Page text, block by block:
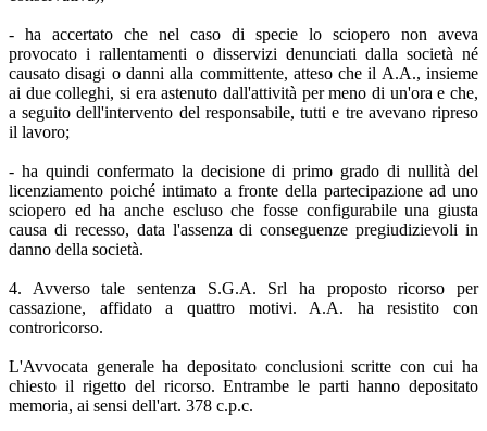
- ha accertato che nel caso di specie lo sciopero non aveva
provocato i rallentamenti o disservizi denunciati dalla società né
causato disagi o danni alla committente, atteso che il A.A., insieme
ai due colleghi, si era astenuto dall'attività per meno di un'ora e che,
a seguito dell'intervento del responsabile, tutti e tre avevano ripreso
il lavoro;
- ha quindi confermato la decisione di primo grado di nullità del
licenziamento poiché intimato a fronte della partecipazione ad uno
sciopero ed ha anche escluso che fosse configurabile una giusta
causa di recesso, data l'assenza di conseguenze pregiudizievoli in
danno della società.
4. Avverso tale sentenza S.G.A. Srl ha proposto ricorso per
cassazione, affidato a quattro motivi. A.A. ha resistito con
controricorso.
L'Avvocata generale ha depositato conclusioni scritte con cui ha
chiesto il rigetto del ricorso. Entrambe le parti hanno depositato
memoria, ai sensi dell'art. 378 c.p.c.